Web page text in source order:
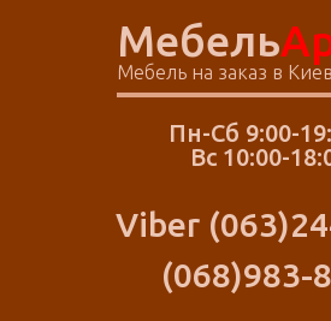
Мебель
Мебель на заказ в
Пн-Сб 9:00-
Вс 10:00-
Viber
(068)983-